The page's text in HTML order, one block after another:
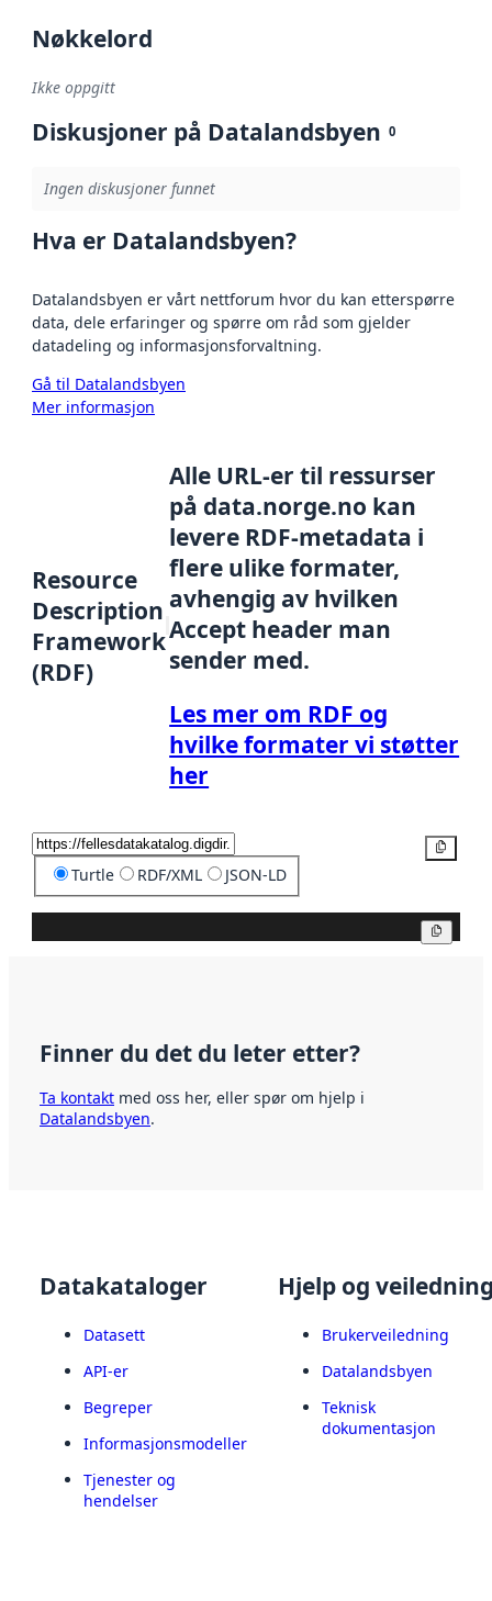
Nøkkelord
Ikke oppgitt
Diskusjoner på Datalandsbyen 0
Ingen diskusjoner funnet
Hva er Datalandsbyen?
Datalandsbyen er vårt nettforum hvor du kan etterspørre
data, dele erfaringer og spørre om råd som gjelder
datadeling og informasjonsforvaltning.
Gå til Datalandsbyen
Mer informasjon
Resource
Description
Framework
(RDF)
Alle URL-er til ressurser
på data.norge.no kan
levere RDF-metadata i
flere ulike formater,
avhengig av hvilken
Accept header man
sender med.
Les mer om RDF og
hvilke formater vi støtter
her
Turtle RDF/XML JSON-LD
Finner du det du leter etter?
Ta kontakt med oss her, eller spør om hjelp i
Datalandsbyen.
Datakataloger
Datasett
API-er
Begreper
Informasjonsmodeller
Tjenester og
hendelser
Hjelp og
Brukerveiledning
Datalandsbyen
Teknisk
dokumentasjon